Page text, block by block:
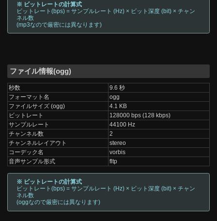
※ ビットレートの計算式
ビットレート(bps) = サンプルレート (Hz) × ビット深度 (bit) × チャン
ネル数
(mp3なので厳密には異なります)
ファイル情報(ogg)
秒数
9.6 秒
フォーマット名
ogg
ファイルサイズ (ogg)
4.1 KB
ビットレート
128000 bps (128 kbps)
サンプルレート
44100 Hz
チャンネル数
2
チャンネルレイアウト
stereo
コーデック名
vorbis
音声サンプル形式
fltp
※ ビットレートの計算式
ビットレート(bps) = サンプルレート (Hz) × ビット深度 (bit) × チャン
ネル数
(oggなので厳密には異なります)